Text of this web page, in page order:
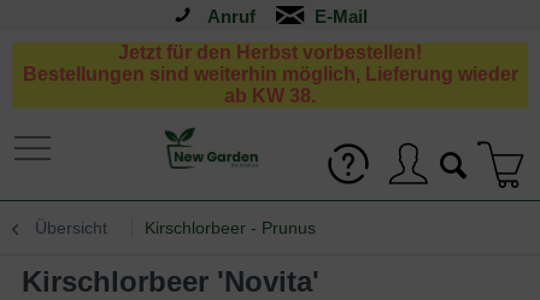
Anruf
Jetzt für den Herbst vorbestellen!
Bestellungen sind weiterhin möglich, Lieferung wieder
ab KW 38.
Übersicht Kirschlorbeer - Prunus
Kirschlorbeer 'Novita'